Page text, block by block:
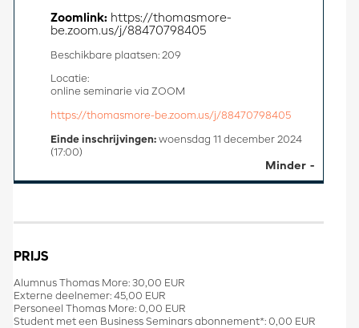
Minder
Zoomlink: https://thomasmore-
be.zoom.us/j/88470798405
Beschikbare plaatsen: 209
Locatie:
online seminarie via ZOOM
https://thomasmore-be.zoom.us/j/88470798405
Einde inschrijvingen: woensdag 11 december 2024
(17:00)
PRIJS
Alumnus Thomas More: 30,00 EUR
Externe deelnemer: 45,00 EUR
Personeel Thomas More: 0,00 EUR
Student met een Business Seminars abonnement*: 0,00 EUR